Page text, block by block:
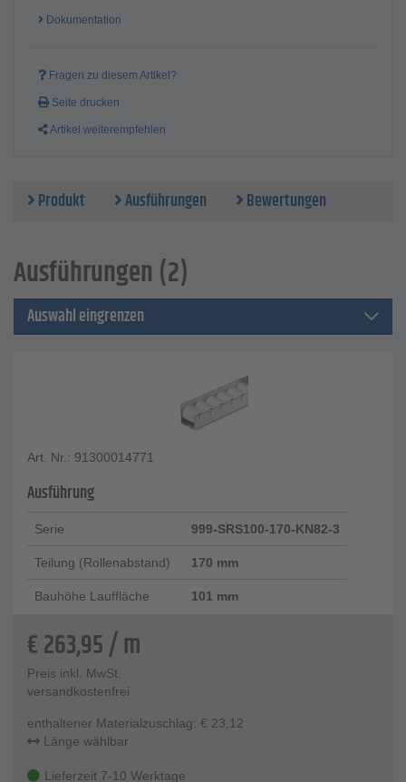
Dokumentation
Fragen zu diesem Artikel?
Seite drucken
Artikel weiterempfehlen
Produkt Ausführungen Bewertungen
Ausführungen (2)
Auswahl eingrenzen
Art. Nr.: 91300014771
Ausführung
Serie 999-SRS100-170-KN82-3
Teilung (Rollenabstand) 170 mm
Bauhöhe Lauffläche 101 mm
€263,95/ m
Preis inkl. MwSt.
versandkostenfrei
enthaltener Materialzuschlag: € 23,12
Länge wählbar
Lieferzeit 7-10 Werktage